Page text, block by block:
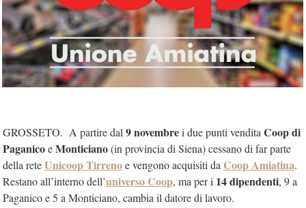
GROSSETO. A partire dal 9 novembrei due punti vendita Coop di
PaganicoeMonticiano(in provincia di Siena) cessano di far parte
della reteUnicoop Tirrenoe vengono acquisiti da Coop Amiatina.
Restano all’interno dell’universo Coop, ma per i 14 dipendenti, 9 a
Paganico e 5 a Monticiano, cambia il datore di lavoro.